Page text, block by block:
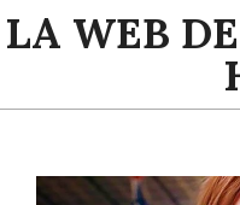
Saltar
alLA WEB